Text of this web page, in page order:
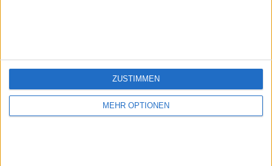
MEHR OPTIONEN
ZUSTIMMEN